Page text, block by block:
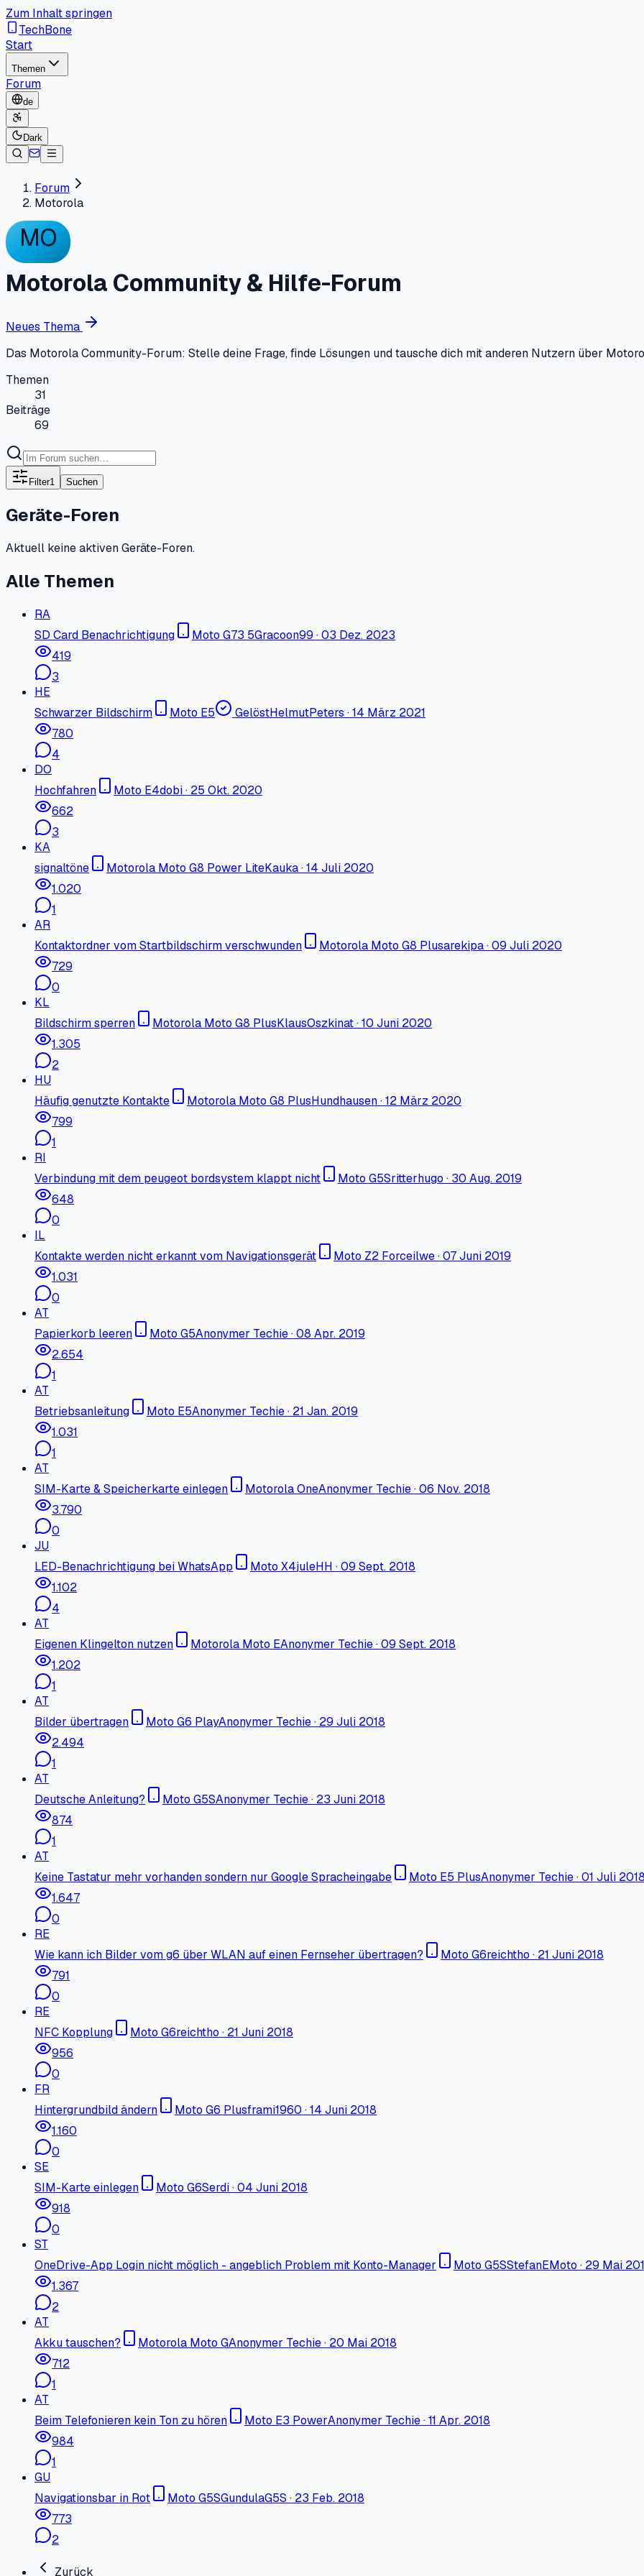
Zum Inhalt springen
TechBone
Start
Themen
Forum
de
Dark
Forum
Motorola
MO
Motorola Community & Hilfe-Forum
Neues Thema
Das Motorola Community-Forum: Stelle deine Frage, finde Lösungen und tausche dich mit anderen Nutzern über
Themen
31
Beiträge
69
Filter1 Suchen
Geräte-Foren
Aktuell keine aktiven Geräte-Foren.
Alle Themen
RA
SD Card Benachrichtigung
Moto G73 5Gracoon99 ·03 Dez. 2023
419
3
HE
Schwarzer Bildschirm
Moto E5 GelöstHelmutPeters ·14 März 2021
780
4
DO
Hochfahren
Moto E4dobi· 25 Okt. 2020
662
3
KA
signaltöne
Motorola Moto G8 Power LiteKauka·14 Juli 2020
1.020
1
AR
Kontaktordner vom Startbildschirm verschwunden
Motorola Moto G8 Plusarekipa·09 Juli 2020
729
0
KL
Bildschirm sperren
Motorola Moto G8 PlusKlausOszkinat·10 Juni 2020
1.305
2
HU
Häufig genutzte Kontakte
Motorola Moto G8 PlusHundhausen·12 März 2020
799
1
RI
Verbindung mit dem peugeot bordsystem klappt nicht
Moto G5Sritterhugo · 30 Aug. 2019
648
0
IL
Kontakte werden nicht erkannt vom Navigationsgerät
Moto Z2 Forceilwe·07 Juni 2019
1.031
0
AT
Papierkorb leeren
Moto G5Anonymer Techie·08 Apr. 2019
2.654
1
AT
Betriebsanleitung
Moto E5Anonymer Techie· 21 Jan. 2019
1.031
1
AT
SIM-Karte & Speicherkarte einlegen
Motorola OneAnonymer Techie·06 Nov. 2018
3.790
0
JU
LED-Benachrichtigung bei WhatsApp
Moto X4juleHH ·09 Sept. 2018
1.102
4
AT
Eigenen Klingelton nutzen
Motorola Moto EAnonymer Techie·09 Sept. 2018
1.202
1
AT
Bilder übertragen
Moto G6 PlayAnonymer Techie· 29 Juli 2018
2.494
1
AT
Deutsche Anleitung?
Moto G5SAnonymer Techie· 23 Juni 2018
874
1
AT
Keine Tastatur mehr vorhanden sondern nur Google Spracheingabe
Moto E5 PlusAnonymer Techie·01 Juli
1.647
0
RE
Wie kann ich Bilder vom g6 über WLAN auf einen Fernseher übertragen?
Moto G6reichtho · 21 Juni 2018
791
0
RE
NFC Kopplung
Moto G6reichtho · 21 Juni 2018
956
0
FR
Hintergrundbild ändern
Moto G6 Plusframi1960 ·14 Juni 2018
1.160
0
SE
SIM-Karte einlegen
Moto G6Serdi·04 Juni 2018
918
0
ST
OneDrive-App Login nicht möglich - angeblich Problem mit Konto-Manager
Moto G5SStefanEMoto · 29 Mai
1.367
2
AT
Akku tauschen?
Motorola Moto GAnonymer Techie· 20 Mai 2018
712
1
AT
Beim Telefonieren kein Ton zu hören
Moto E3 PowerAnonymer Techie·11 Apr. 2018
984
1
GU
Navigationsbar in Rot
Moto G5SGundulaG5S · 23 Feb. 2018
773
2
Zurück